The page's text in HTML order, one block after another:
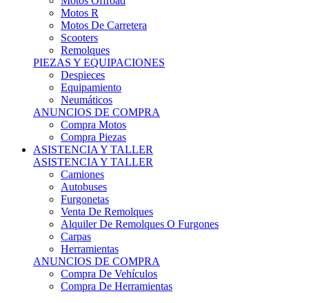
Motos R
Motos De Carretera
Scooters
Remolques
PIEZAS Y EQUIPACIONES
Despieces
Equipamiento
Neumáticos
ANUNCIOS DE COMPRA
Compra Motos
Compra Piezas
ASISTENCIA Y TALLER
ASISTENCIA Y TALLER
Camiones
Autobuses
Furgonetas
Venta De Remolques
Alquiler De Remolques O Furgones
Carpas
Herramientas
ANUNCIOS DE COMPRA
Compra De Vehículos
Compra De Herramientas